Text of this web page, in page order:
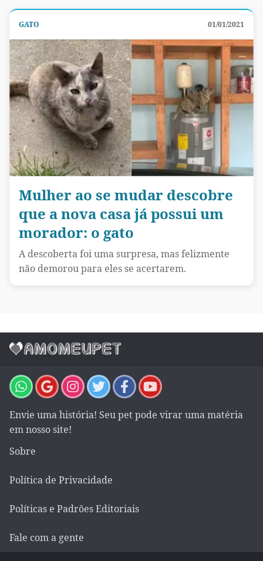
GATO 01/01/2021
Mulher ao se mudar descobre
que a nova casa já possui um
morador: o gato
A descoberta foi uma surpresa, mas felizmente
não demorou para eles se acertarem.
Envie uma história! Seu pet pode virar uma matéria
em nosso site!
Sobre
Política de Privacidade
Políticas e Padrões Editoriais
Fale com a gente